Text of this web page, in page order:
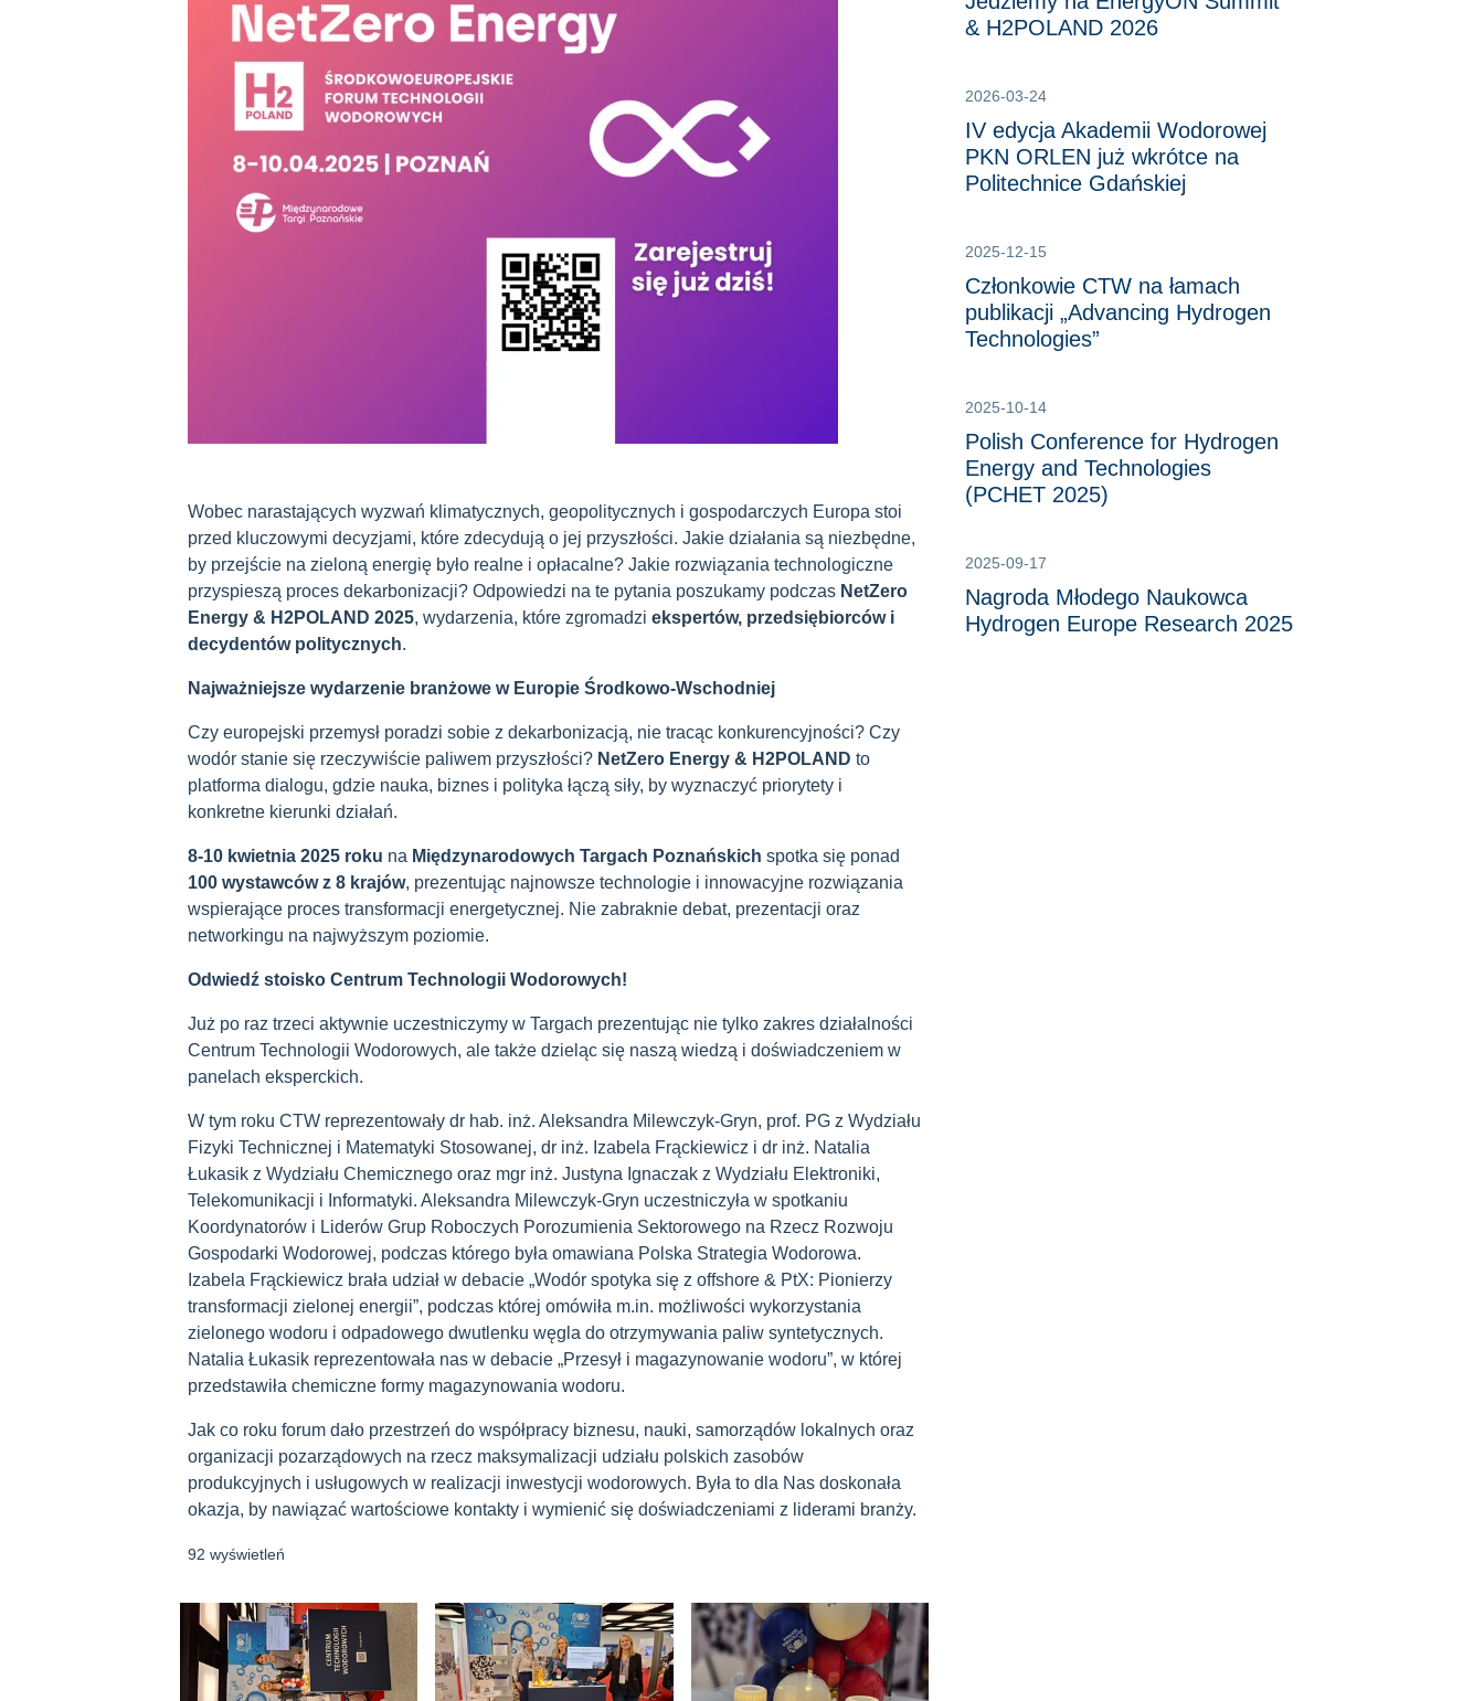
Wobec narastających wyzwań klimatycznych, geopolitycznych i gospodarczych Europa stoi
przed kluczowymi decyzjami, które zdecydują o jej przyszłości. Jakie działania są niezbędne,
by przejście na zieloną energię było realne i opłacalne? Jakie rozwiązania technologiczne
przyspieszą proces dekarbonizacji? Odpowiedzi na te pytania poszukamy podczas NetZero
Energy & H2POLAND 2025, wydarzenia, które zgromadzi ekspertów, przedsiębiorców i
decydentów politycznych.
Najważniejsze wydarzenie branżowe w Europie Środkowo-Wschodniej
Czy europejski przemysł poradzi sobie z dekarbonizacją, nie tracąc konkurencyjności? Czy
wodór stanie się rzeczywiście paliwem przyszłości? NetZero Energy & H2POLAND to
platforma dialogu, gdzie nauka, biznes i polityka łączą siły, by wyznaczyć priorytety i
konkretne kierunki działań.
8-10 kwietnia 2025 roku na Międzynarodowych Targach Poznańskich spotka się ponad
100 wystawców z 8 krajów, prezentując najnowsze technologie i innowacyjne rozwiązania
wspierające proces transformacji energetycznej. Nie zabraknie debat, prezentacji oraz
networkingu na najwyższym poziomie.
Odwiedź stoisko Centrum Technologii Wodorowych!
Już po raz trzeci aktywnie uczestniczymy w Targach prezentując nie tylko zakres działalności
Centrum Technologii Wodorowych, ale także dzieląc się naszą wiedzą i doświadczeniem w
panelach eksperckich.
W tym roku CTW reprezentowały dr hab. inż. Aleksandra Milewczyk-Gryn, prof. PG z Wydziału
Fizyki Technicznej i Matematyki Stosowanej, dr inż. Izabela Frąckiewicz i dr inż. Natalia
Łukasik z Wydziału Chemicznego oraz mgr inż. Justyna Ignaczak z Wydziału Elektroniki,
Telekomunikacji i Informatyki. Aleksandra Milewczyk-Gryn uczestniczyła w spotkaniu
Koordynatorów i Liderów Grup Roboczych Porozumienia Sektorowego na Rzecz Rozwoju
Gospodarki Wodorowej, podczas którego była omawiana Polska Strategia Wodorowa.
Izabela Frąckiewicz brała udział w debacie „Wodór spotyka się z offshore & PtX: Pionierzy
transformacji zielonej energii”, podczas której omówiła m.in. możliwości wykorzystania
zielonego wodoru i odpadowego dwutlenku węgla do otrzymywania paliw syntetycznych.
Natalia Łukasik reprezentowała nas w debacie „Przesył i magazynowanie wodoru”, w której
przedstawiła chemiczne formy magazynowania wodoru.
Jak co roku forum dało przestrzeń do współpracy biznesu, nauki, samorządów lokalnych oraz
organizacji pozarządowych na rzecz maksymalizacji udziału polskich zasobów
produkcyjnych i usługowych w realizacji inwestycji wodorowych. Była to dla Nas doskonała
okazja, by nawiązać wartościowe kontakty i wymienić się doświadczeniami z liderami branży.
92 wyświetleń
& H2POLAND 2026
2026-03-24
IV edycja Akademii Wodorowej
PKN ORLEN już wkrótce na
Politechnice Gdańskiej
2025-12-15
Członkowie CTW na łamach
publikacji „Advancing Hydrogen
Technologies”
2025-10-14
Polish Conference for Hydrogen
Energy and Technologies
(PCHET 2025)
2025-09-17
Nagroda Młodego Naukowca
Hydrogen Europe Research 2025